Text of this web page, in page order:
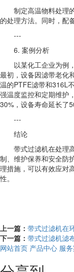
制定高温物料处理
的处理方法。同时，配
---
6. 案例分析
以某化工企业为例
最初，设备因滤带老化
温的PTFE滤带和316L
强温度监控和定期维护
30%，设备寿命延长了
---
结论
带式过滤机在处理
制、维护保养和安全防
理措施，可以有效应对
性。
上一篇： 带式过滤机在
下一篇： 带式过滤机滤
网站首页 产品中心 服